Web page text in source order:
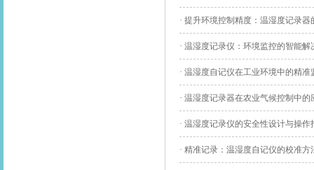
· 提升环境控制精度：温湿度记录器
· 温湿度记录仪：环境监控的智能解
· 温湿度自记仪在工业环境中的精准
· 温湿度记录器在农业气候控制中的
· 温湿度记录仪的安全性设计与操作
· 精准记录：温湿度自记仪的校准方